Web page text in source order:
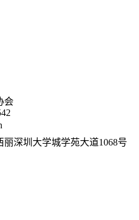
会
丽深圳大学城学苑大道1068号